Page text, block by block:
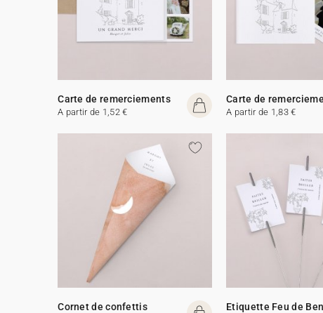
Carte de remerciements
A partir de 1,52 €
Carte de
A partir de 1,83 €
Cornet de confettis Etiquette Feu de